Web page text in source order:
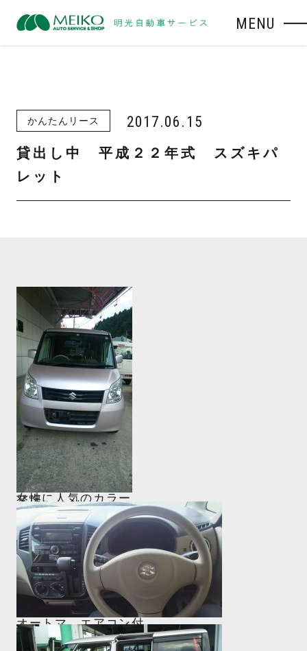
MENU
かんたんリース 2017.06.15
貸出し中 平成２２年式 スズキパ
レット
女性に人気のカラー
登場
オートマ、エアコン付